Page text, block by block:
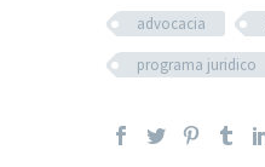
advocacia
programa juridico